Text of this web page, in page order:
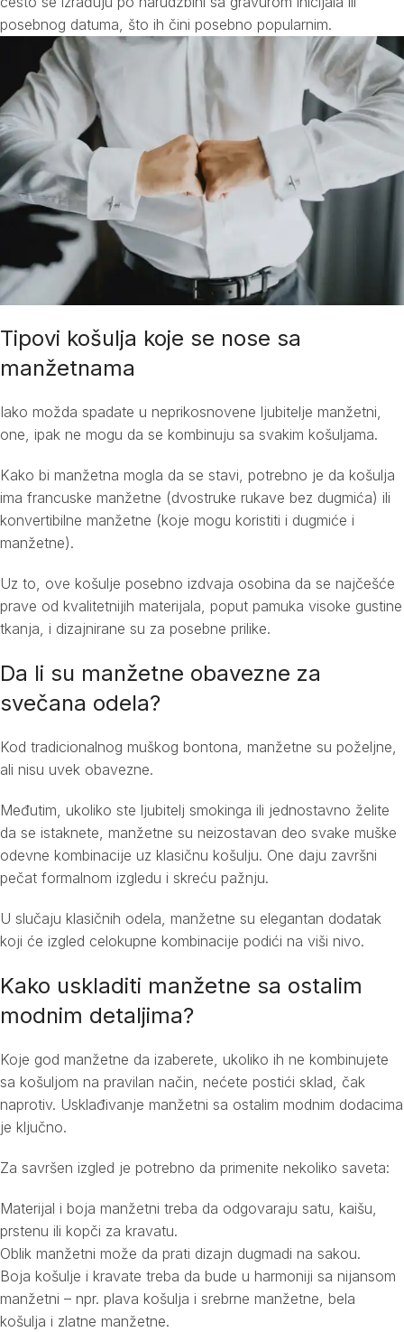
posebnog datuma, što ih čini posebno popularnim.
Tipovi košulja koje se nose sa
manžetnama
Iako možda spadate u neprikosnovene ljubitelje manžetni,
one, ipak ne mogu da se kombinuju sa svakim košuljama.
Kako bi manžetna mogla da se stavi, potrebno je da košulja
ima francuske manžetne (dvostruke rukave bez dugmića) ili
konvertibilne manžetne (koje mogu koristiti i dugmiće i
manžetne).
Uz to, ove košulje posebno izdvaja osobina da se najčešće
prave od kvalitetnijih materijala, poput pamuka visoke gustine
tkanja, i dizajnirane su za posebne prilike.
Da li su manžetne obavezne za
svečana odela?
Kod tradicionalnog muškog bontona, manžetne su poželjne,
ali nisu uvek obavezne.
Međutim, ukoliko ste ljubitelj smokinga ili jednostavno želite
da se istaknete, manžetne su neizostavan deo svake muške
odevne kombinacije uz klasičnu košulju. One daju završni
pečat formalnom izgledu i skreću pažnju.
U slučaju klasičnih odela, manžetne su elegantan dodatak
koji će izgled celokupne kombinacije podići na viši nivo.
Kako uskladiti manžetne sa ostalim
modnim detaljima?
Koje god manžetne da izaberete, ukoliko ih ne kombinujete
sa košuljom na pravilan način, nećete postići sklad, čak
naprotiv. Usklađivanje manžetni sa ostalim modnim dodacima
je ključno.
Za savršen izgled je potrebno da primenite nekoliko saveta:
Materijal i boja manžetni treba da odgovaraju satu, kaišu,
prstenu ili kopči za kravatu.
Oblik manžetni može da prati dizajn dugmadi na sakou.
Boja košulje i kravate treba da bude u harmoniji sa nijansom
manžetni – npr. plava košulja i srebrne manžetne, bela
košulja i zlatne manžetne.